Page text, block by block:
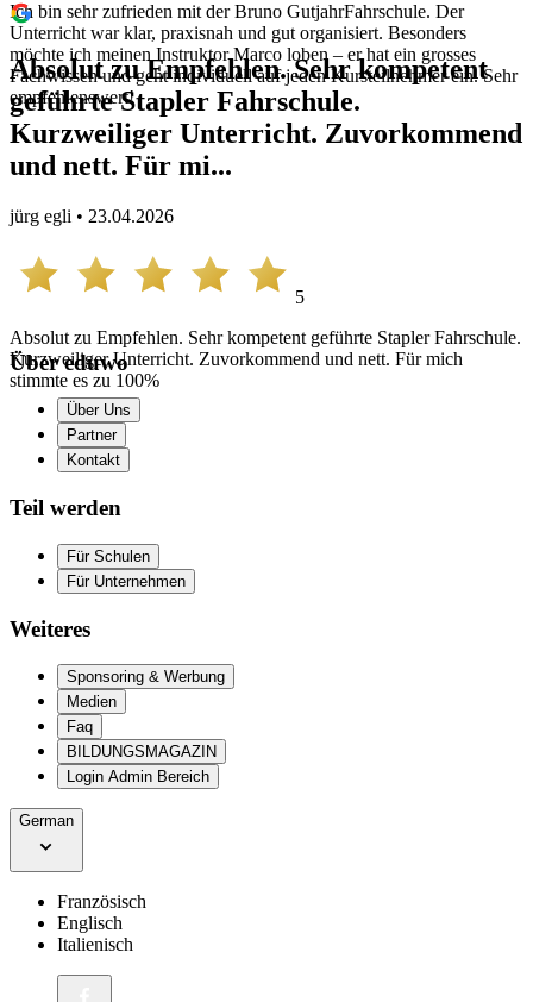
Ich bin sehr zufrieden mit der Bruno GutjahrFahrschule. Der
Unterricht war klar, praxisnah und gut organisiert. Besonders
möchte ich meinen Instruktor Marco loben – er hat ein grosses
Fachwissen und geht individuell auf jeden Kursteilnehmer ein. Sehr
empfehlenswert!
Absolut zu Empfehlen. Sehr kompetent
geführte Stapler Fahrschule.
Kurzweiliger Unterricht. Zuvorkommend
und nett. Für mi...
jürg egli • 23.04.2026
5
Absolut zu Empfehlen. Sehr kompetent geführte Stapler Fahrschule.
Kurzweiliger Unterricht. Zuvorkommend und nett. Für mich
stimmte es zu 100%
Über eduwo
Über Uns
Partner
Kontakt
Teil werden
Für Schulen
Für Unternehmen
Weiteres
Sponsoring & Werbung
Medien
Faq
BILDUNGSMAGAZIN
Login Admin Bereich
German
Französisch
Englisch
Italienisch